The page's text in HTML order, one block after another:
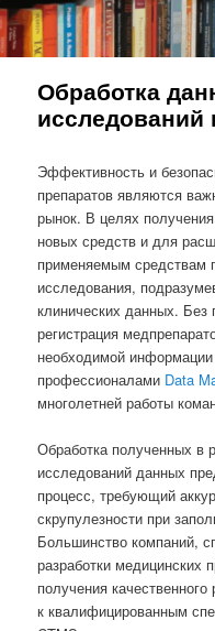
Обработка
Эффективность и
препаратов являются
рынок. В целях
новых средств и для
применяемым средствам
исследования,
клинических данных. Без
регистрация
необходимой
профессионалами Data
многолетней работы
Обработка полученных в
исследований данных
процесс, требующий
скрупулезности при
Большинство компаний,
разработки медицинских
получения
к квалифицированным